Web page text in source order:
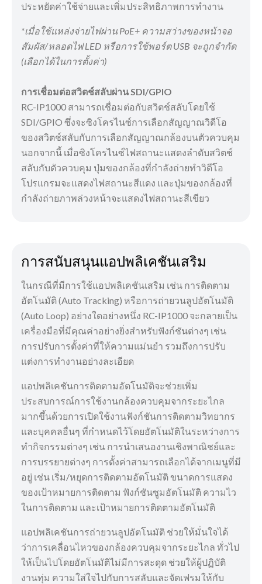
ประหยัดค่าใช้จ่ายและเพิ่มประสิทธิภาพการทำงาน
*เมื่อใช้แหล่งจ่ายไฟผ่าน PoE+ ความสว่างของหน้าจอ
สัมผัส/หลอดไฟ LED หรือการใช้พอร์ต USB จะถูกจำกัด
(เลือกได้ในการตั้งค่า)
การเชื่อมต่อสวิตช์สลับผ่าน SDI/GPIO
RC-IP1000 สามารถเชื่อมต่อกับสวิตช์สลับโดยใช้
SDI/GPIO ซึ่งจะซิงโครไนซ์การเลือกสัญญาณวิดีโอ
ของสวิตช์สลับกับการเลือกสัญญาณกล้องบนตัวควบคุม
นอกจากนี้ เมื่อซิงโครไนซ์ไฟสถานะแสดงลำดับสวิตช์
สลับกับตัวควบคุม ปุ่มของกล้องที่กำลังถ่ายทำวิดีโอ
โปรแกรมจะแสดงไฟสถานะสีแดง และปุ่มของกล้องที่
กำลังถ่ายภาพล่วงหน้าจะแสดงไฟสถานะสีเขียว
การสนับสนุนแอปพลิเคชันเสริม
ในกรณีที่มีการใช้แอปพลิเคชันเสริม เช่น การติดตาม
อัตโนมัติ (Auto Tracking) หรือการถ่ายวนลูปอัตโนมัติ
(Auto Loop) อย่างใดอย่างหนึ่ง RC-IP1000 จะกลายเป็น
เครื่องมือที่มีคุณค่าอย่างยิ่งสำหรับฟังก์ชันต่างๆ เช่น
การปรับการตั้งค่าที่ให้ความแม่นยำ รวมถึงการปรับ
แต่งการทำงานอย่างละเอียด
แอปพลิเคชันการติดตามอัตโนมัติจะช่วยเพิ่ม
ประสบการณ์การใช้งานกล้องควบคุมจากระยะไกล
มากขึ้นด้วยการเปิดใช้งานฟังก์ชันการติดตามวิทยากร
และบุคคลอื่นๆ ที่กำหนดไว้โดยอัตโนมัติในระหว่างการ
ทำกิจกรรมต่างๆ เช่น การนำเสนองานเชิงพาณิชย์และ
การบรรยายต่างๆ การตั้งค่าสามารถเลือกได้จากเมนูที่มี
อยู่ เช่น เริ่ม/หยุดการติดตามอัตโนมัติ ขนาดการแสดง
ของเป้าหมายการติดตาม ฟังก์ชันซูมอัตโนมัติ ความไว
ในการติดตาม และเป้าหมายการติดตามอัตโนมัติ
แอปพลิเคชันการถ่ายวนลูปอัตโนมัติ ช่วยให้มั่นใจได้
ว่าการเคลื่อนไหวของกล้องควบคุมจากระยะไกล ทั่วไป
ให้เป็นไปโดยอัตโนมัติไม่มีการสะดุด ช่วยให้ผู้ปฏิบัติ
งานทุ่ม ความใส่ใจไปกับการสลับและจัดเฟรมให้กับ